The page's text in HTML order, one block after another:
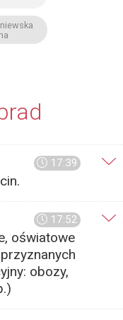
17:39
17:52
oświatowe
obozy,